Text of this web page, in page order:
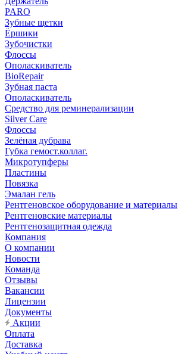
PARO
Зубные щетки
Ёршики
Зубочистки
Флоссы
Ополаскиватель
BioRepair
Зубная паста
Ополаскиватель
Средство для реминерализации
Silver Care
Флоссы
Зелёная дубрава
Губка гемост.коллаг.
Микротупферы
Пластины
Повязка
Эмалан гель
Рентгеновское оборудование и материалы
Рентгеновские материалы
Рентгенозащитная одежда
Компания
О компании
Новости
Команда
Отзывы
Вакансии
Лицензии
Документы
Акции
Оплата
Доставка